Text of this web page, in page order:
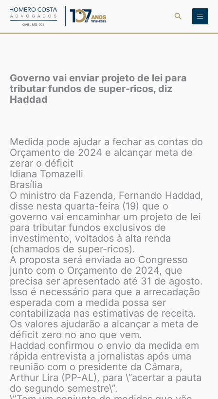
para
Pesquisar
Governo vai enviar projeto de lei para
tributar fundos de super-ricos, diz
Haddad
Medida pode ajudar a fechar as contas do
Orçamento de 2024 e alcançar meta de
zerar o déficit
Idiana Tomazelli
Brasília
O ministro da Fazenda, Fernando Haddad,
disse nesta quarta-feira (19) que o
governo vai encaminhar um projeto de lei
para tributar fundos exclusivos de
investimento, voltados à alta renda
(chamados de super-ricos).
A proposta será enviada ao Congresso
junto com o Orçamento de 2024, que
precisa ser apresentado até 31 de agosto.
Isso é necessário para que a arrecadação
esperada com a medida possa ser
contabilizada nas estimativas de receita.
Os valores ajudarão a alcançar a meta de
déficit zero no ano que vem.
Haddad confirmou o envio da medida em
rápida entrevista a jornalistas após uma
reunião com o presidente da Câmara,
Arthur Lira (PP-AL), para \”acertar a pauta
do segundo semestre\”.